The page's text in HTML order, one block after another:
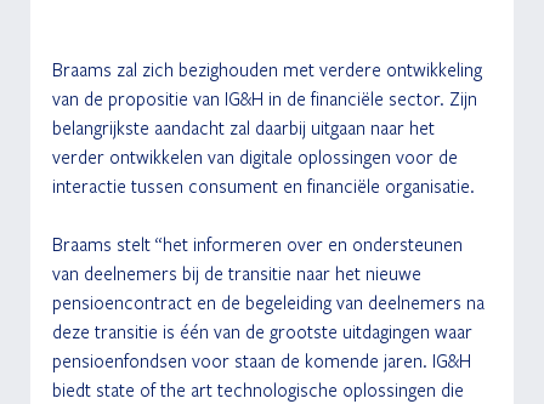
Braams zal zich bezighouden met verdere ontwikkeling
van de propositie van IG&H in de financiële sector. Zijn
belangrijkste aandacht zal daarbij uitgaan naar het
verder ontwikkelen van digitale oplossingen voor de
interactie tussen consument en financiële organisatie.
Braams stelt “het informeren over en ondersteunen
van deelnemers bij de transitie naar het nieuwe
pensioencontract en de begeleiding van deelnemers na
deze transitie is één van de grootste uitdagingen waar
pensioenfondsen voor staan de komende jaren. IG&H
biedt state of the art technologische oplossingen die